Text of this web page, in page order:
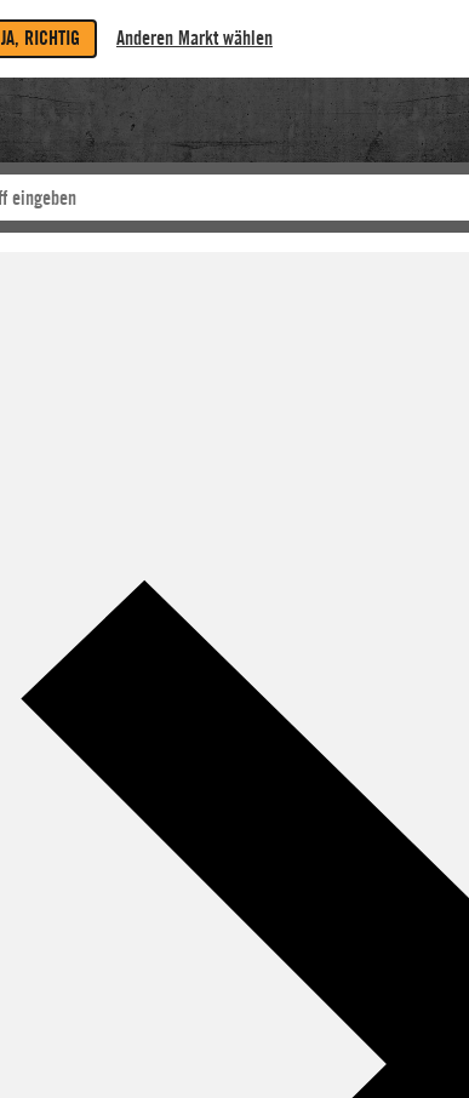
JA, RICHTIG Anderen Markt wählen